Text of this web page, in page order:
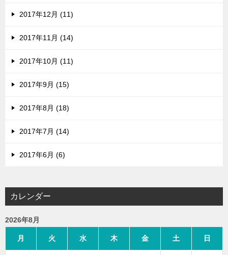
2017年12月 (11)
2017年11月 (14)
2017年10月 (11)
2017年9月 (15)
2017年8月 (18)
2017年7月 (14)
2017年6月 (6)
カレンダー
2026年8月
月 火 水 木 金 土 日